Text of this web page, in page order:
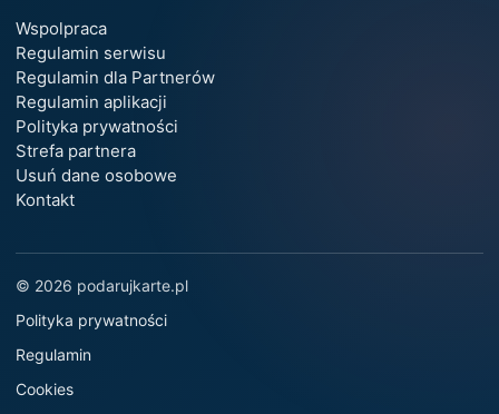
Wspolpraca
Regulamin serwisu
Regulamin dla Partnerów
Regulamin aplikacji
Polityka prywatności
Strefa partnera
Usuń dane osobowe
Kontakt
© 2026 podarujkarte.pl
Polityka prywatności
Regulamin
Cookies